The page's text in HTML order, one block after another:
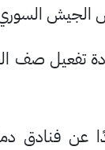
السوري
تفعيل صف
عن فنادق